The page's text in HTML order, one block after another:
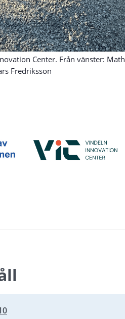
Center. Från vänster:
Fredriksson